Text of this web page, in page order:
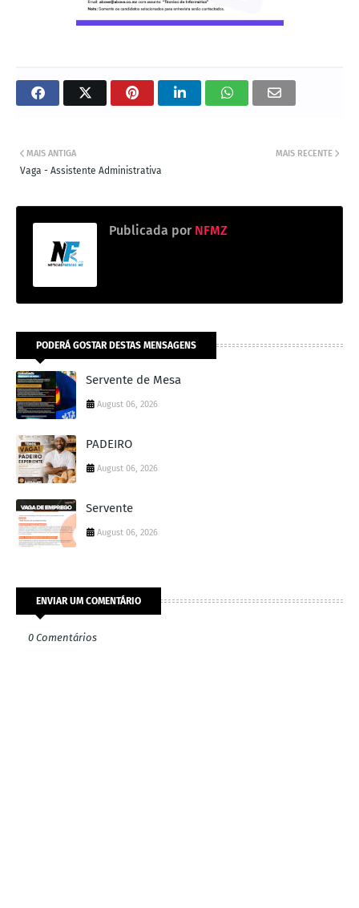
MAIS RECENTE
MAIS ANTIGA
Vaga - Assistente Administrativa
Publicada por NFMZ
PODERÁ GOSTAR DESTAS MENSAGENS
Servente de Mesa
August 06, 2026
PADEIRO
August 06, 2026
Servente
August 06, 2026
ENVIAR UM COMENTÁRIO
0 Comentários